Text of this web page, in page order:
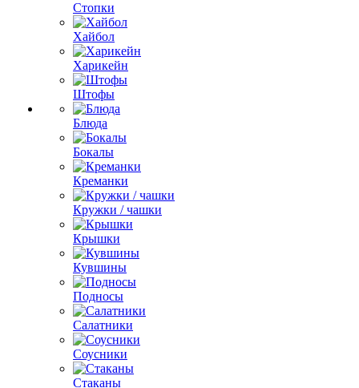
Стопки
Хайбол
Харикейн
Штофы
Блюда
Бокалы
Креманки
Кружки / чашки
Крышки
Кувшины
Подносы
Салатники
Соусники
Стаканы